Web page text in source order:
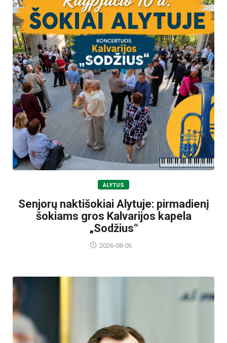
ALYTUS
Senjorų naktišokiai Alytuje: pirmadienį
šokiams gros Kalvarijos kapela
„Sodžius“
2026-08-06